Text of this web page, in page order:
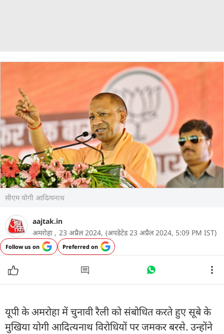
सीएम योगी आदित्यनाथ
aajtak.in
अमरोहा , 23 अप्रैल 2024, (अपडेटेड 23 अप्रैल 2024, 5:09 PM IST)
Follow us on Preferred on
यूपी के अमरोहा में चुनावी रैली को संबोधित करते हुए सूबे के
मुखिया योगी आदित्यनाथ विरोधियों पर जमकर बरसे. उन्होंने